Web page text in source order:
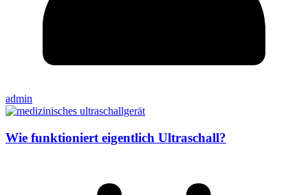
admin
Wie funktioniert eigentlich Ultraschall?